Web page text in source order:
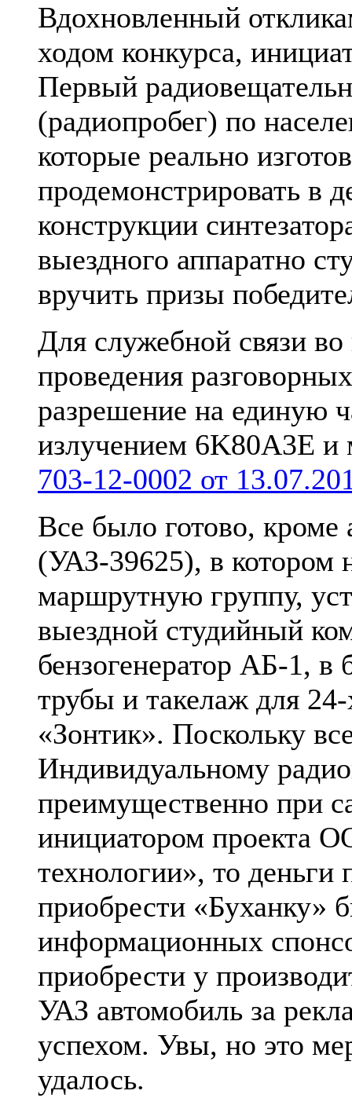
Вдохновленный
ходом конкурса,
Первый
(радиопробег) по
которые реально
продемонстрировать в
конструкции
выездного аппаратно
вручить призы
Для служебной связи
проведения
разрешение на единую
излучением 6K80A3E
703-12-0002 от
Все было готово, кроме
(УАЗ-39625), в котором
маршрутную группу,
выездной студийный
бензогенератор АБ-1,
трубы и такелаж для
«Зонтик». Поскольку
Индивидуальному
преимущественно при
инициатором проекта
технологии», то деньги
приобрести «Буханку»
информационных
приобрести у
УАЗ автомобиль за
успехом. Увы, но это
удалось.